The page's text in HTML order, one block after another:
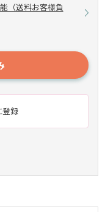
（送料お客様負
登録